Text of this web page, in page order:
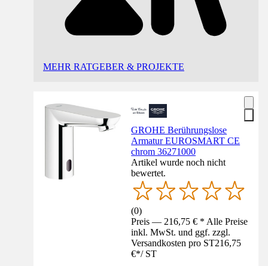
MEHR RATGEBER & PROJEKTE
GROHE Berührungslose
Armatur EUROSMART CE
chrom 36271000
Artikel wurde noch nicht
bewertet.
(0)
Preis — 216,75 € * Alle Preise
inkl. MwSt. und ggf. zzgl.
Versandkosten pro ST216,75
€*/ ST